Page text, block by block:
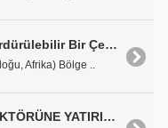
Enerji Verimliliği ve Sürdürülebilir Bir Çevre İçin en iyi Çözüm Bölgesel Isıtma
Afrika) Bölge ..
'LAYHER'İN ENERJİ SEKTÖRÜNE YATIRIMLARI DEVAM EDECEK'